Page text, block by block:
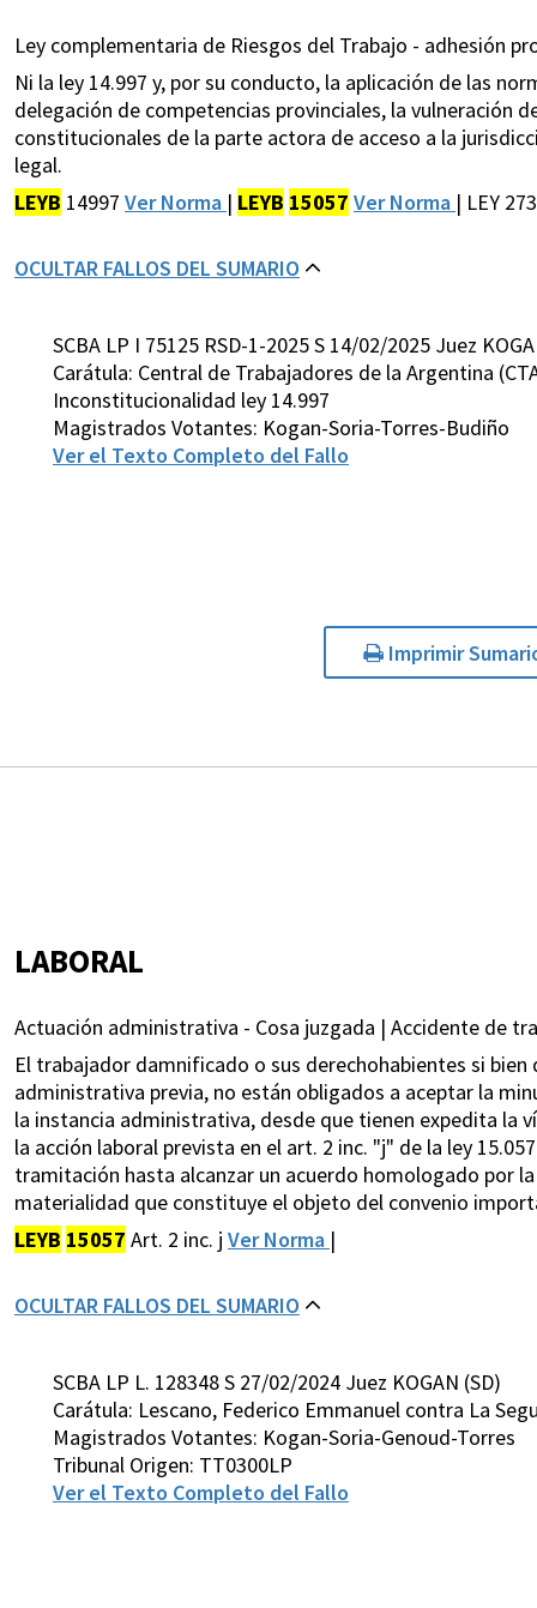
Ley complementaria de Riesgos del Trabajo - adhesión
Ni la ley 14.997 y, por su conducto, la aplicación de las
delegación de competencias provinciales, la vulneración
constitucionales de la parte actora de acceso a la
legal.
LEYB 14997 Ver Norma | LEYB 15057 Ver Norma | LEY
OCULTAR FALLOS DEL SUMARIO
SCBA LP I 75125 RSD-1-2025 S 14/02/2025 Juez
Carátula: Central de Trabajadores de la Argentina
Inconstitucionalidad ley 14.997
Magistrados Votantes: Kogan-Soria-Torres-Budiño
Ver el Texto Completo del Fallo
Imprimir
LABORAL
Actuación administrativa - Cosa juzgada | Accidente de
El trabajador damnificado o sus derechohabientes si
administrativa previa, no están obligados a aceptar la
la instancia administrativa, desde que tienen expedita la
la acción laboral prevista en el art. 2 inc. "j" de la ley
tramitación hasta alcanzar un acuerdo homologado por
materialidad que constituye el objeto del convenio
LEYB 15057 Art. 2 inc. j Ver Norma |
OCULTAR FALLOS DEL SUMARIO
SCBA LP L. 128348 S 27/02/2024 Juez KOGAN (SD)
Carátula: Lescano, Federico Emmanuel contra La
Magistrados Votantes: Kogan-Soria-Genoud-Torres
Tribunal Origen: TT0300LP
Ver el Texto Completo del Fallo